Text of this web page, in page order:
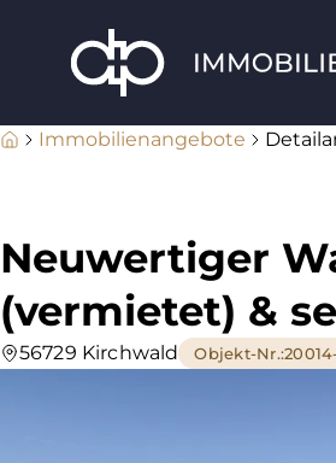
Immobilienangebote
Neuwertiger
(vermietet) &
56729 Kirchwald Objekt-Nr.: